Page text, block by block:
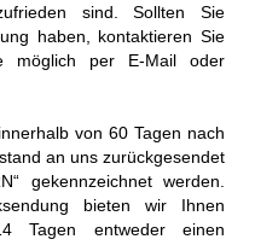
sind. Sollten Sie
haben, kontaktieren Sie
möglich per E-Mail oder
von 60 Tagen nach
an uns zurückgesendet
gekennzeichnet werden.
bieten wir Ihnen
Tagen entweder einen